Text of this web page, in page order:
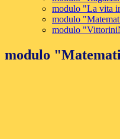
modulo "La vita
modulo
modulo
modulo